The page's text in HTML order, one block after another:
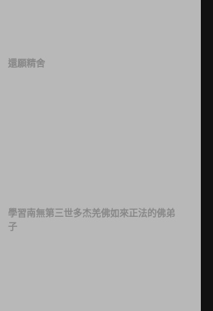
還願精舍
學習南無第三世多杰羌佛如來正法的佛弟
子